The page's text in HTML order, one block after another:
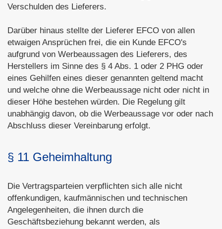
Verschulden des Lieferers.
Darüber hinaus stellte der Lieferer EFCO von allen
etwaigen Ansprüchen frei, die ein Kunde EFCO's
aufgrund von Werbeaussagen des Lieferers, des
Herstellers im Sinne des § 4 Abs. 1 oder 2 PHG oder
eines Gehilfen eines dieser genannten geltend macht
und welche ohne die Werbeaussage nicht oder nicht in
dieser Höhe bestehen würden. Die Regelung gilt
unabhängig davon, ob die Werbeaussage vor oder nach
Abschluss dieser Vereinbarung erfolgt.
§ 11 Geheimhaltung
Die Vertragsparteien verpflichten sich alle nicht
offenkundigen, kaufmännischen und technischen
Angelegenheiten, die ihnen durch die
Geschäftsbeziehung bekannt werden, als